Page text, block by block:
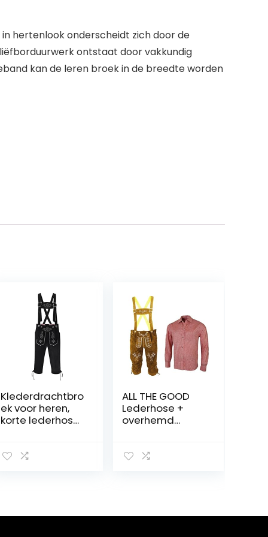
hertenlook onderscheidt zich door de
ontstaat door vakkundig
kan de leren broek in de breedte worden
Klederdrachtbro
ek voor heren,
korte lederhose
klederdrachtbro
ALL THE GOOD
Lederhose +
overhemd
klederdrachtbro